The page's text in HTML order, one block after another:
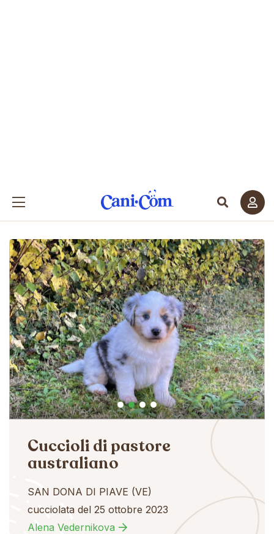
Cuccioli di pastore
australiano
SAN DONA DI PIAVE (VE)
cucciolata del 25 ottobre 2023
Alena Vedernikova